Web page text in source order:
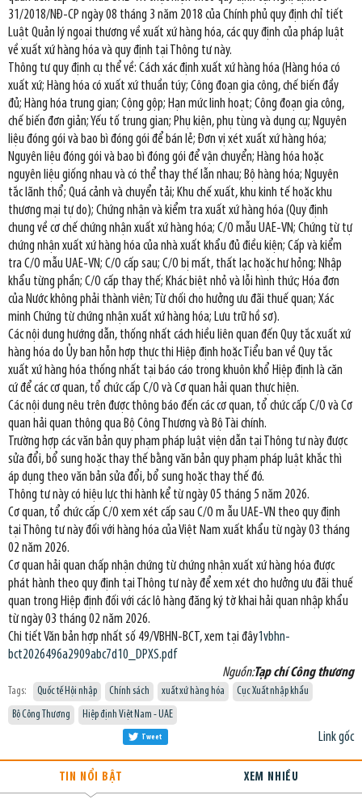
31/2018/NĐ-CP ngày 08 tháng 3 năm 2018 của Chính phủ quy định chỉ tiết
Luật Quản lý ngoại thương về xuất xứ hàng hóa, các quy định của pháp luật
về xuất xứ hàng hóa và quy định tại Thông tư này.
Thông tư quy định cụ thể về: Cách xác định xuất xứ hàng hóa (Hàng hóa có
xuất xứ; Hàng hóa có xuất xứ thuần túy; Công đoạn gia công, chế biến đầy
đủ; Hàng hóa trung gian; Cộng gộp; Hạn mức linh hoạt; Công đoạn gia công,
chế biến đơn giản; Yếu tố trung gian; Phụ kiện, phụ tùng và dụng cụ; Nguyên
liệu đóng gói và bao bì đóng gói để bán lẻ; Đơn vị xét xuất xứ hàng hóa;
Nguyên liệu đóng gói và bao bì đóng gói để vận chuyển; Hàng hóa hoặc
nguyên liệu giống nhau và có thể thay thế lẫn nhau; Bộ hàng hóa; Nguyên
tắc lãnh thổ; Quá cảnh và chuyển tải; Khu chế xuất, khu kinh tế hoặc khu
thương mại tự do); Chứng nhận và kiểm tra xuất xứ hàng hóa (Quy định
chung về cơ chế chứng nhận xuất xứ hàng hóa; C/O mẫu UAE-VN; Chứng từ tự
chứng nhận xuất xứ hàng hóa của nhà xuất khẩu đủ điều kiện; Cấp và kiểm
tra C/O mẫu UAE-VN; C/O cấp sau; C/O bị mất, thất lạc hoặc hư hỏng; Nhập
khẩu từng phần; C/O cấp thay thế; Khác biệt nhỏ và lỗi hình thức; Hóa đơn
của Nước không phải thành viên; Từ chối cho hưởng ưu đãi thuế quan; Xác
minh Chứng từ chứng nhận xuất xứ hàng hóa; Lưu trữ hồ sơ).
Các nội dung hướng dẫn, thống nhất cách hiều liên quan đến Quy tắc xuất xứ
hàng hóa do Ủy ban hỗn hợp thực thi Hiệp định hoặc Tiểu ban về Quy tắc
xuất xứ hàng hóa thống nhất tại báo cáo trong khuôn khổ Hiệp định là căn
cứ để các cơ quan, tổ chức cấp C/O và Cơ quan hải quan thực hiện.
Các nội dung nêu trên được thông báo đến các cơ quan, tổ chức cấp C/O và Cơ
quan hải quan thông qua Bộ Công Thương và Bộ Tài chính.
Trường hợp các văn bản quy phạm pháp luật viện dẫn tại Thông tư này được
sửa đổi, bổ sung hoặc thay thế bằng văn bản quy phạm pháp luật khắc thì
áp dụng theo văn bản sửa đổi, bổ sung hoặc thay thế đó.
Thông tư này có hiệu lực thi hành kể từ ngày 05 tháng 5 năm 2026.
Cơ quan, tổ chức cấp C/O xem xét cấp sau C/O m ẫu UAE-VN theo quy định
tại Thông tư này đối với hàng hóa của Việt Nam xuất khẩu từ ngày 03 tháng
02 năm 2026.
Cơ quan hải quan chấp nhận chứng từ chứng nhận xuất xứ hàng hóa được
phát hành theo quy định tại Thông tư này để xem xét cho hưởng ưu đãi thuế
quan trong Hiệp định đối với các lô hàng đăng ký tờ khai hải quan nhập khẩu
từ ngày 03 tháng 02 năm 2026.
Chi tiết Văn bản hợp nhất số 49/VBHN-BCT, xem tại đây1vbhn-
bct2026496a2909abc7d10_DPXS.pdf
Nguồn:Tạp chí Công thương
Tags: Quốc tế Hội nhập Chính sách xuất xứ hàng hóa
Cục Xuất nhập khẩu
Bộ Công Thương
Hiệp định Việt Nam - UAE
Link gốc
Tweet
TIN NỔI BẬT XEM NHIỀU